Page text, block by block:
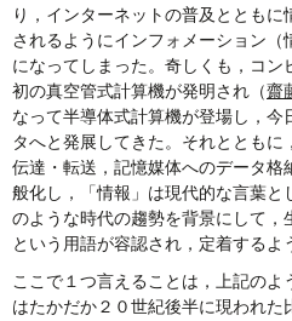
り，インターネットの普及ととも
されるようにインフォメーション
になってしまった。奇しくも，コ
初の真空管式計算機が発明され（齋
なって半導体式計算機が登場し，
タへと発展してきた。それととも
伝達・転送，記憶媒体へのデータ
般化し，「情報」は現代的な言葉と
のような時代の趨勢を背景にして，
という用語が容認され，定着するよ
ここで１つ言えることは，上記のよ
はたかだか２０世紀後半に現われた